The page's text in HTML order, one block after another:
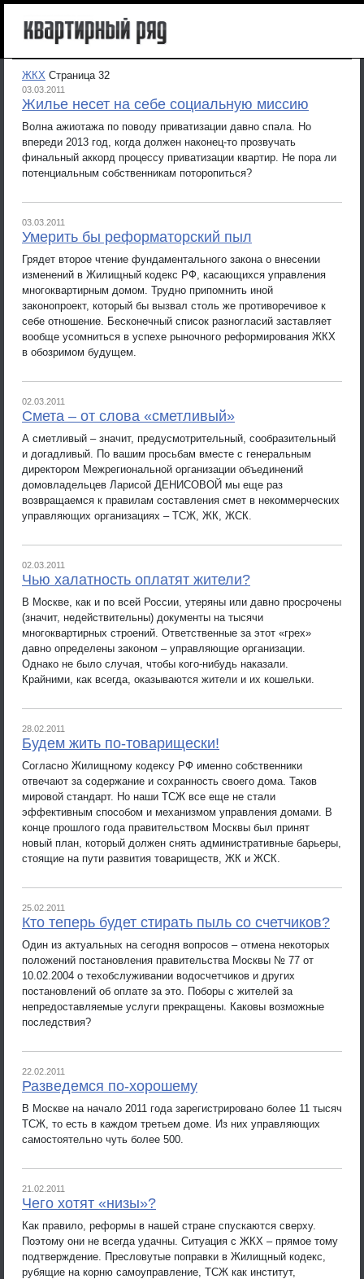
ЖКХ Страница 32
03.03.2011
Жилье несет на себе социальную миссию
Волна ажиотажа по поводу приватизации давно спала. Но
впереди 2013 год, когда должен наконец-то прозвучать
финальный аккорд процессу приватизации квартир. Не пора ли
потенциальным собственникам поторопиться?
03.03.2011
Умерить бы реформаторский пыл
Грядет второе чтение фундаментального закона о внесении
изменений в Жилищный кодекс РФ, касающихся управления
многоквартирным домом. Трудно припомнить иной
законопроект, который бы вызвал столь же противоречивое к
себе отношение. Бесконечный список разногласий заставляет
вообще усомниться в успехе рыночного реформирования ЖКХ
в обозримом будущем.
02.03.2011
Смета – от слова «сметливый»
А сметливый – значит, предусмотрительный, сообразительный
и догадливый. По вашим просьбам вместе с генеральным
директором Межрегиональной организации объединений
домовладельцев Ларисой ДЕНИСОВОЙ мы еще раз
возвращаемся к правилам составления смет в некоммерческих
управляющих организациях – ТСЖ, ЖК, ЖСК.
02.03.2011
Чью халатность оплатят жители?
В Москве, как и по всей России, утеряны или давно просрочены
(значит, недействительны) документы на тысячи
многоквартирных строений. Ответственные за этот «грех»
давно определены законом – управляющие организации.
Однако не было случая, чтобы кого-нибудь наказали.
Крайними, как всегда, оказываются жители и их кошельки.
28.02.2011
Будем жить по-товарищески!
Согласно Жилищному кодексу РФ именно собственники
отвечают за содержание и сохранность своего дома. Таков
мировой стандарт. Но наши ТСЖ все еще не стали
эффективным способом и механизмом управления домами. В
конце прошлого года правительством Москвы был принят
новый план, который должен снять административные барьеры,
стоящие на пути развития товариществ, ЖК и ЖСК.
25.02.2011
Кто теперь будет cтирать пыль со счетчиков?
Один из актуальных на сегодня вопросов – отмена некоторых
положений постановления правительства Москвы № 77 от
10.02.2004 о техобслуживании водосчетчиков и других
постановлений об оплате за это. Поборы с жителей за
непредоставляемые услуги прекращены. Каковы возможные
последствия?
22.02.2011
Разведемся по-хорошему
В Москве на начало 2011 года зарегистрировано более 11 тысяч
ТСЖ, то есть в каждом третьем доме. Из них управляющих
самостоятельно чуть более 500.
21.02.2011
Чего хотят «низы»?
Как правило, реформы в нашей стране спускаются сверху.
Поэтому они не всегда удачны. Ситуация с ЖКХ – прямое тому
подтверждение. Пресловутые поправки в Жилищный кодекс,
рубящие на корню самоуправление, ТСЖ как институт,